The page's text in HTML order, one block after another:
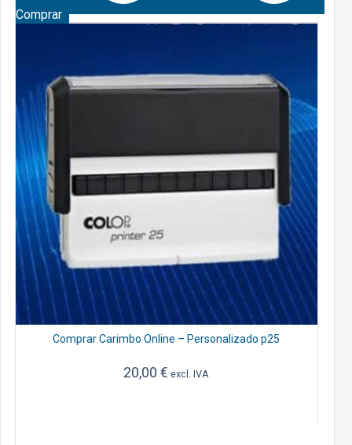
Comprar
Comprar Carimbo Online – Personalizado p25
20,00€ excl. IVA